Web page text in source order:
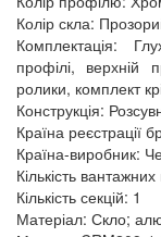
Колір скла:
Комплектація:
профілі, верхній
ролики, комплект
Конструкція:
Країна реєстрації
Країна-виробник:
Кількість вантажних
Кількість секцій: 1
Матеріал: Скло;